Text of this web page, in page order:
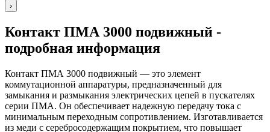
›
Контакт ПМА 3000 подвижный -
подробная информация
Контакт ПМА 3000 подвижный — это элемент
коммутационной аппаратуры, предназначенный для
замыкания и размыкания электрических цепей в пускателях
серии ПМА. Он обеспечивает надежную передачу тока с
минимальным переходным сопротивлением. Изготавливается
из меди с серебросодержащим покрытием, что повышает